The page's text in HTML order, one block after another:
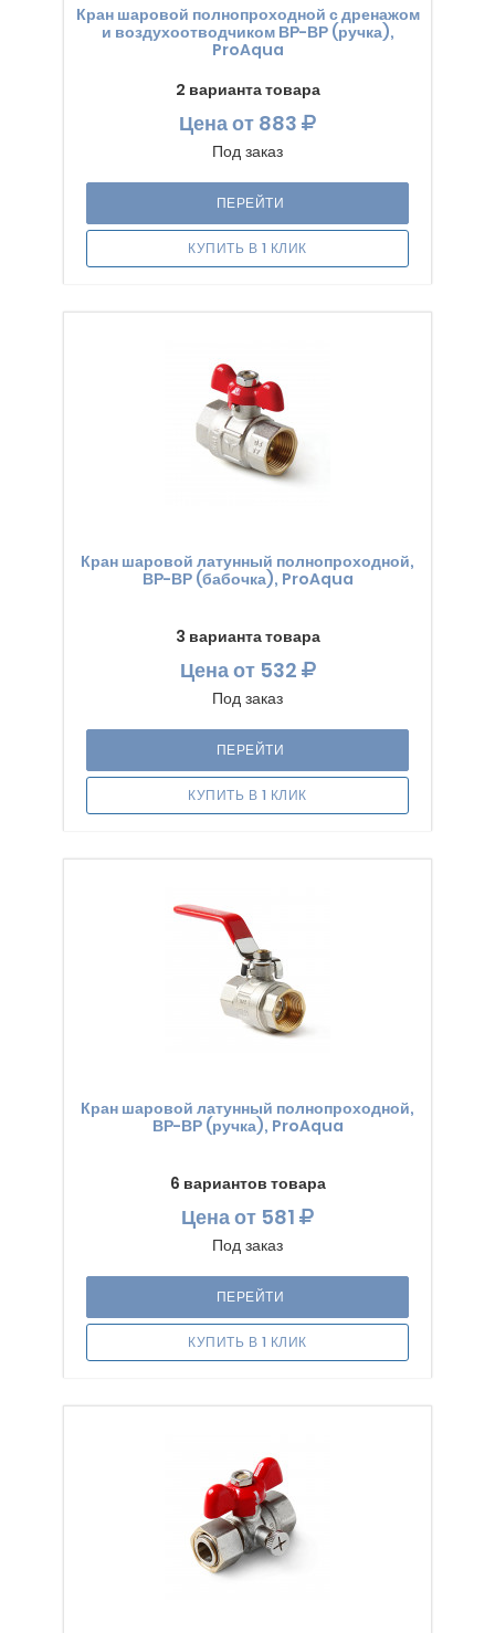
Кран шаровой полнопроходной с дренажом
и воздухоотводчиком ВР-ВР (ручка),
ProAqua
2 варианта товара
Ценаот 883
Под заказ
ПЕРЕЙТИ
КУПИТЬ В 1 КЛИК
Кран шаровой латунный полнопроходной,
ВР-ВР (бабочка), ProAqua
3 варианта товара
Ценаот 532
Под заказ
ПЕРЕЙТИ
КУПИТЬ В 1 КЛИК
Кран шаровой латунный полнопроходной,
ВР-ВР (ручка), ProAqua
6 вариантов товара
Ценаот 581
Под заказ
ПЕРЕЙТИ
КУПИТЬ В 1 КЛИК